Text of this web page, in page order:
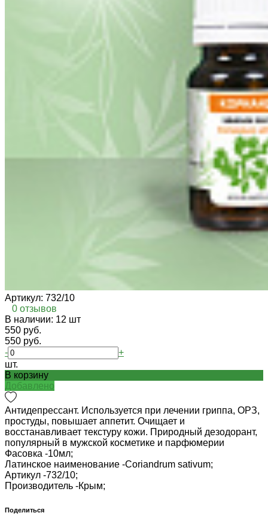
Артикул: 732/10
0 отзывов
В наличии: 12 шт
550 руб.
550 руб.
-
+
шт.
В корзину
Добавлено
Антидепрессант. Используется при лечении гриппа, ОРЗ,
простуды, повышает аппетит. Очищает и
восстанавливает текстуру кожи. Природный дезодорант,
популярный в мужской косметике и парфюмерии
Фасовка -10мл;
Латинское наименование -Coriandrum sativum;
Артикул -732/10;
Производитель -Крым;
Поделиться